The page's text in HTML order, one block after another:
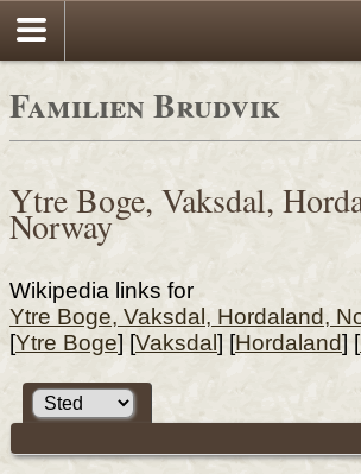
Familien Brudvik
Ytre Boge, Vaksdal,
Norway
Wikipedia links for
Ytre Boge, Vaksdal, Hordaland,
[Ytre Boge] [Vaksdal] [Hordaland] [